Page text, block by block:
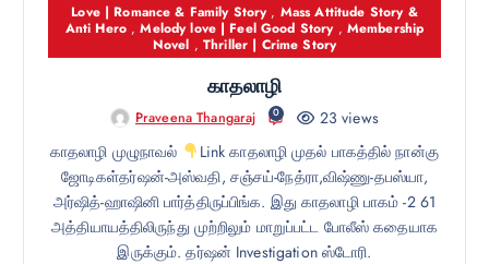
Love | Romance & Family Story, Mass Attitude Story &
Anti Hero,Melody love | Feel Good Story, Membership
Novel ,Thriller | Crime Story
காதலாழி
Praveena Thangaraj 0
23 views
காதலாழி முழுநாவல்
Link காதலாழி முதல் பாகத்தில் நான்கு
ஜோடிகள்தர்ஷன்-அஸ்வதி, சஞ்சய்-நேத்ரா,விஷ்ணு-தபஸ்யா,
அர்ஷித்-ஹாஷினி பார்த்திருப்பிங்க. இது காதலாழி பாகம் -2 61
அத்தியாயத்திலிருந்து முற்றிலும் மாறுப்பட்ட போலீஸ் கதையாக
இருக்கும். தர்ஷன் Investigation ஸ்டோரி.